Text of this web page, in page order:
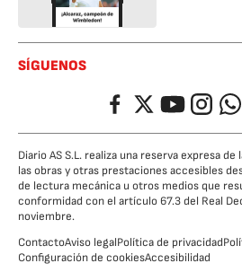
SÍGUENOS
FacebookTwitterYouTubeInstagram
Diario AS S.L. realiza una reserva expresa
las obras y otras prestaciones accesibles
de lectura mecánica u otros medios que
conformidad con el artículo 67.3 del Real
noviembre.
ContactoAviso legalPolítica de privacidad
Configuración de cookiesAccesibilidad